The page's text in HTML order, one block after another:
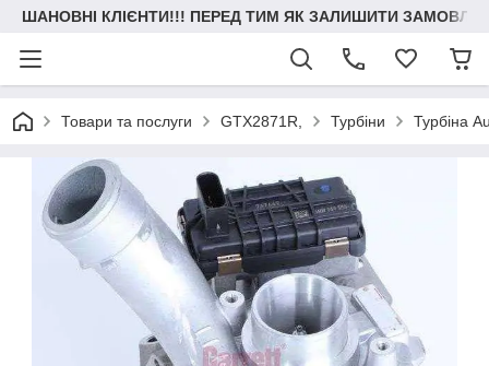
ШАНОВНІ КЛІЄНТИ!!! ПЕРЕД ТИМ ЯК ЗАЛИШИТИ
Товари та послуги GTX2871R, Турбіни Турбіна